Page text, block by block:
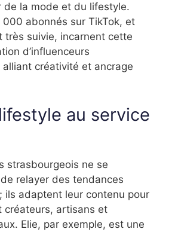
de la mode et du lifestyle.
000 abonnés sur TikTok, et
très suivie, incarnent cette
d’influenceurs
créativité et ancrage
au service
strasbourgeois ne se
relayer des tendances
ils adaptent leur contenu pour
créateurs, artisans et
Elie, par exemple, est une